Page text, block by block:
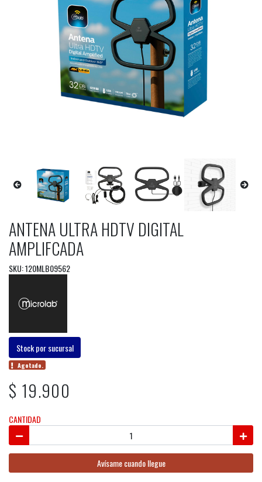
ANTENA ULTRA HDTV DIGITAL
AMPLIFCADA
SKU: 120MLB09562
Stock por sucursal
Agotado.
$ 19.900
CANTIDAD
Avísame cuando llegue